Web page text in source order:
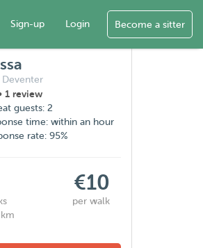
Sign-up Login Become a sitter
Deventer
1 review
guests: 2
time: within an hour
rate: 95%
€10
per walk